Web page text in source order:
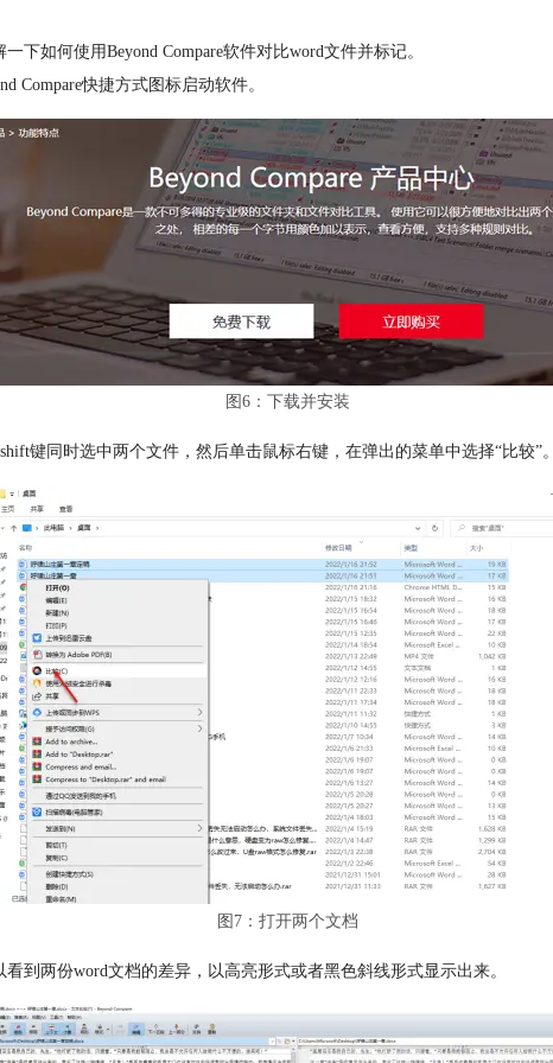
下如何使用Beyond Compare软件对比word文件并标记。
Compare快捷方式图标启动软件。
图6：下载并安装
键同时选中两个文件，然后单击鼠标右键，在弹出的菜单中选择“比较”
图7：打开两个文档
到两份word文档的差异，以高亮形式或者黑色斜线形式显示出来。